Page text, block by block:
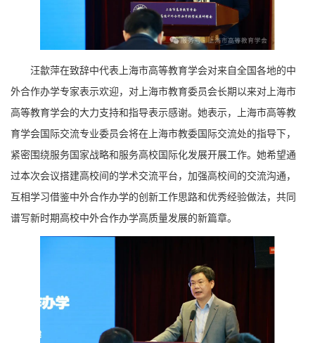
汪歙萍在致辞中代表上海市高等教育学会对来自全国各地的中
外合作办学专家表示欢迎，对上海市教育委员会长期以来对上海市
高等教育学会的大力支持和指导表示感谢。她表示，上海市高等教
育学会国际交流专业委员会将在上海市教委国际交流处的指导下，
紧密围绕服务国家战略和服务高校国际化发展开展工作。她希望通
过本次会议搭建高校间的学术交流平台，加强高校间的交流沟通，
互相学习借鉴中外合作办学的创新工作思路和优秀经验做法，共同
谱写新时期高校中外合作办学高质量发展的新篇章。